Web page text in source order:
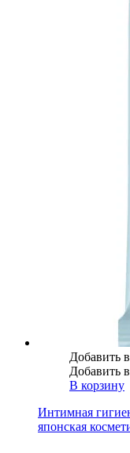
Добавить
Добавить
В корзину
Интимная
японская